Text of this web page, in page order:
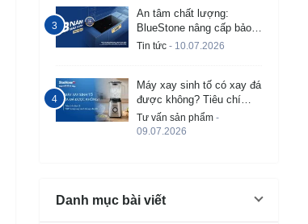
An tâm chất lượng:
BlueStone nâng cấp bảo
hành bếp từ âm lên đến 3
Tin tức - 10.07.2026
Máy xay sinh tố có xay đá
được không? Tiêu chí
chọn và TOP 5 máy tốt
Tư vấn sản phẩm -
09.07.2026
Danh mục bài viết